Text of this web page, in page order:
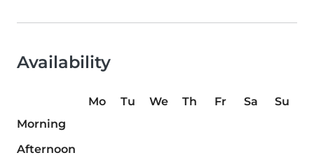
Availability
Mo Tu We Th Fr Sa
Su
Morning
Afternoon